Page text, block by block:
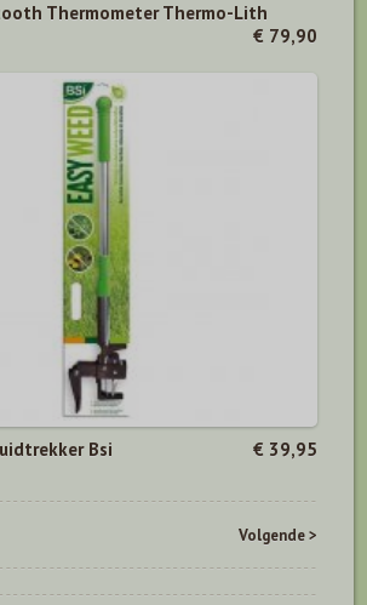
Thermometer Thermo-Lith
€ 79,90
Bsi € 39,95
Volgende >